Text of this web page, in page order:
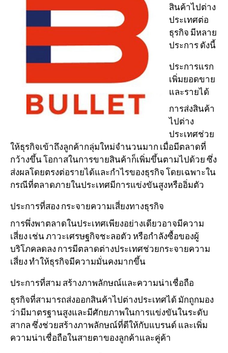
สินค้าไปต่าง
ประเทศต่อ
ธุรกิจ มีหลาย
ประการ ดังนี้
ประการแรก
เพิ่มยอดขาย
และรายได้
การส่งสินค้า
ไปต่าง
ประเทศช่วย
ให้ธุรกิจเข้าถึงลูกค้ากลุ่มใหม่จำนวนมาก เมื่อมีตลาดที่
กว้างขึ้น โอกาสในการขายสินค้าก็เพิ่มขึ้นตามไปด้วย ซึ่ง
ส่งผลโดยตรงต่อรายได้และกำไรของธุรกิจ โดยเฉพาะใน
กรณีที่ตลาดภายในประเทศมีการแข่งขันสูงหรืออิ่มตัว
ประการที่สอง กระจายความเสี่ยงทางธุรกิจ
การพึ่งพาตลาดในประเทศเพียงอย่างเดียวอาจมีความ
เสี่ยง เช่น ภาวะเศรษฐกิจชะลอตัว หรือกำลังซื้อของผู้
บริโภคลดลง การมีตลาดต่างประเทศช่วยกระจายความ
เสี่ยง ทำให้ธุรกิจมีความมั่นคงมากขึ้น
ประการที่สาม สร้างภาพลักษณ์และความน่าเชื่อถือ
ธุรกิจที่สามารถส่งออกสินค้าไปต่างประเทศได้ มักถูกมอง
ว่ามีมาตรฐานสูงและมีศักยภาพในการแข่งขันในระดับ
สากล ซึ่งช่วยสร้างภาพลักษณ์ที่ดีให้กับแบรนด์ และเพิ่ม
ความน่าเชื่อถือในสายตาของลูกค้าและคู่ค้า